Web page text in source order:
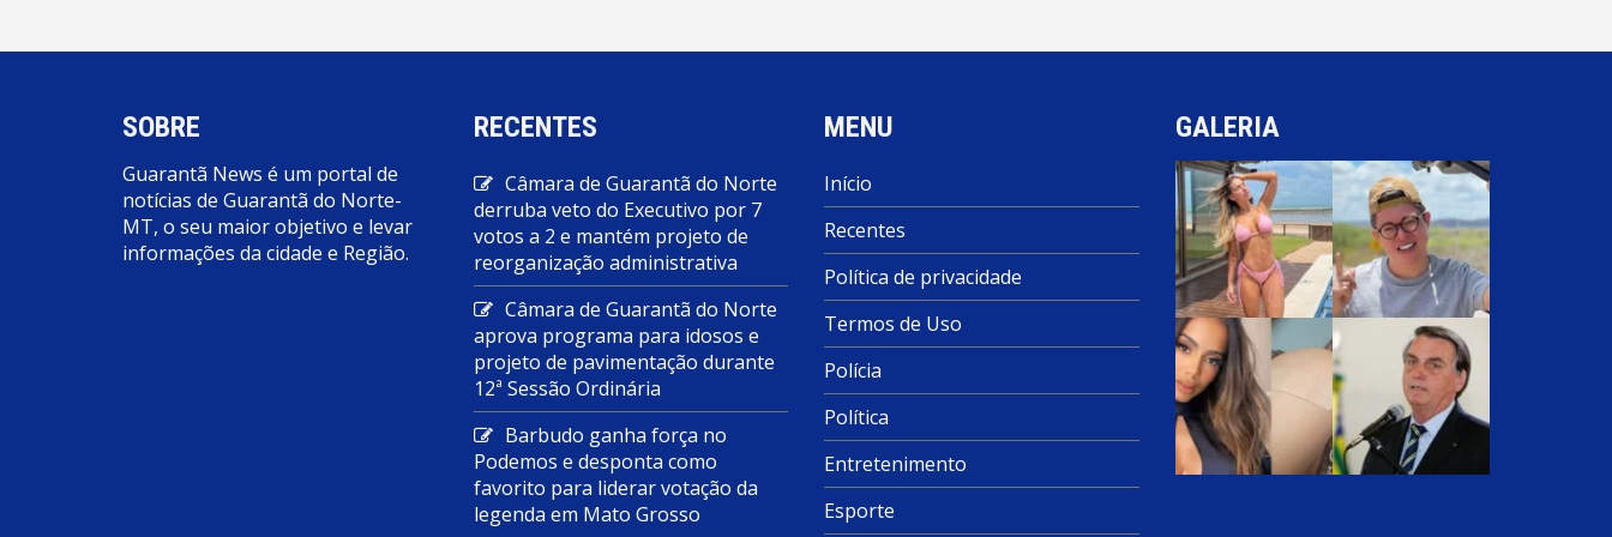
SOBRE
Guarantã News é um portal de
notícias de Guarantã do Norte-
MT, o seu maior objetivo e levar
informações da cidade e Região.
RECENTES
Câmara de Guarantã do Norte
derruba veto do Executivo por 7
votos a 2 e mantém projeto de
reorganização administrativa
Câmara de Guarantã do Norte
aprova programa para idosos e
projeto de pavimentação durante
12ª Sessão Ordinária
Barbudo ganha força no
Podemos e desponta como
favorito para liderar votação da
legenda em Mato Grosso
MENU
Início
Recentes
Política de privacidade
Termos de Uso
Polícia
Política
Entretenimento
Esporte
GALERIA